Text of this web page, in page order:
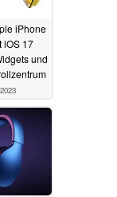
iPhone
iOS 17
und